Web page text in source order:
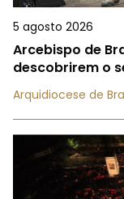
5 agosto 2026
Arcebispo de
descobrirem o
Arquidiocese de